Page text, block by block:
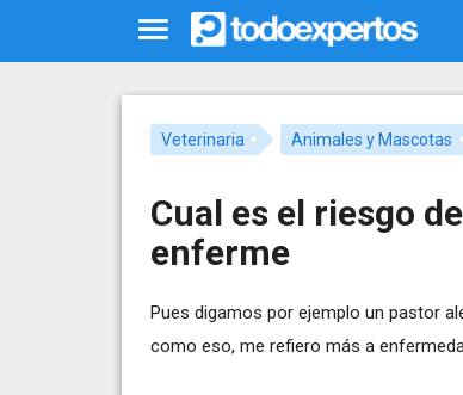
Veterinaria Animales y Mascotas
Cual es el riesgo
enferme
Pues digamos por ejemplo un pastor
como eso, me refiero más a